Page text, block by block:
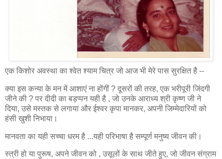
एक किशोर अवस्था का श्वेत श्याम चित्र जो आज भी मेरे पास सुरक्षित है --
क्या इस कन्या के मन में आशाएं ना होंगीं ? दूसरों की तरह, एक भरीपूरी जिंदगी
जीने की ? पर दीदी का बड़प्पन यही है , जो उनके आराध्य श्री कृष्ण जी ने
दिया, उसे मस्तक से लगाया और ईश्वर कृपा मानकर, अपनी जिम्मेदारियों को
हंसी खुशी निभाया।
मानवता का यही सच्चा धरम है ...यही परिभाषा है सम्पूर्ण मनुष्य जीवन की।
स्त्री हो या पुरूष, अपने जीवन को , उसूलों के साथ जीते हुए, जो जीवन संग्राम